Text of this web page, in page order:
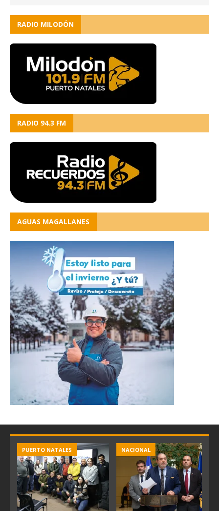
RADIO MILODÓN
RADIO 94.3 FM
AGUAS MAGALLANES
PUERTO NATALES NACIONAL